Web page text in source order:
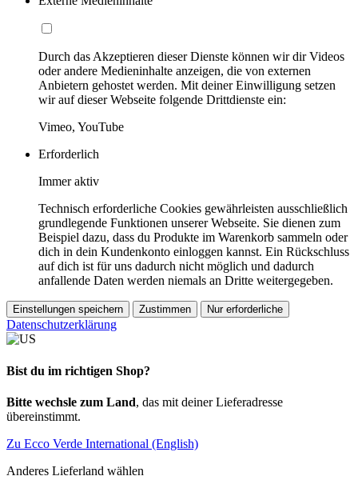
Durch das Akzeptieren dieser Dienste können wir dir Videos
oder andere Medieninhalte anzeigen, die von externen
Anbietern gehostet werden. Mit deiner Einwilligung setzen
wir auf dieser Webseite folgende Drittdienste ein:
Vimeo, YouTube
Erforderlich
Immer aktiv
Technisch erforderliche Cookies gewährleisten ausschließlich
grundlegende Funktionen unserer Webseite. Sie dienen zum
Beispiel dazu, dass du Produkte im Warenkorb sammeln oder
dich in dein Kundenkonto einloggen kannst. Ein Rückschluss
auf dich ist für uns dadurch nicht möglich und dadurch
anfallende Daten werden niemals an Dritte weitergegeben.
Einstellungen speichern Zustimmen Nur erforderliche
Datenschutzerklärung
Bist du im richtigen Shop?
Bitte wechsle zum Land, das mit deiner Lieferadresse
übereinstimmt.
Zu Ecco Verde International (English)
Anderes Lieferland wählen